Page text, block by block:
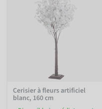
Cerisier à fleurs artificiel
blanc, 160 cm